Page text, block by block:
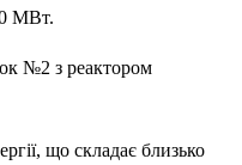
МВт.
№2 з реактором
що складає близько